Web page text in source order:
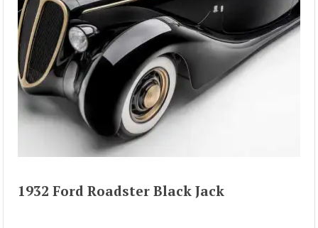
1932 Ford Roadster Black Jack